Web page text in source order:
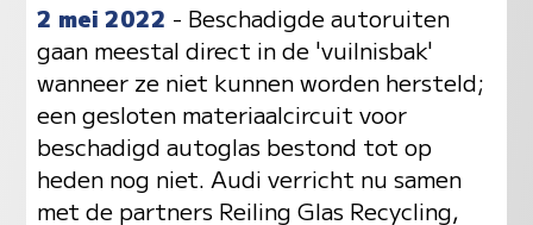
2 mei 2022 - Beschadigde autoruiten
gaan meestal direct in de 'vuilnisbak'
wanneer ze niet kunnen worden hersteld;
een gesloten materiaalcircuit voor
beschadigd autoglas bestond tot op
heden nog niet. Audi verricht nu samen
met de partners Reiling Glas Recycling,